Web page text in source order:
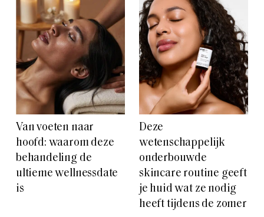
Van voeten naar
hoofd: waarom deze
behandeling de
ultieme wellnessdate
is
Deze
wetenschappelijk
onderbouwde
skincare routine geeft
je huid wat ze nodig
heeft tijdens de zomer